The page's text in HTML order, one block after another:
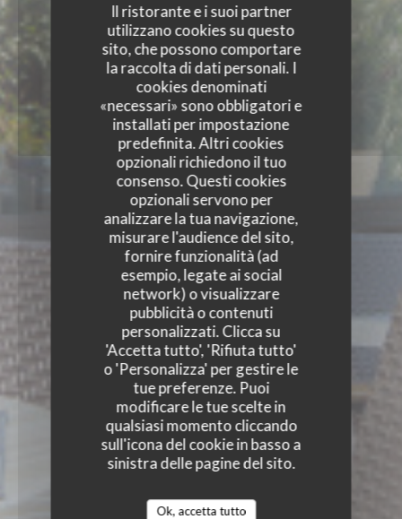
Il ristorante e i suoi partner
utilizzano cookies su questo
sito, che possono comportare
la raccolta di dati personali. I
cookies denominati
«necessari» sono obbligatori e
installati per impostazione
predefinita. Altri cookies
opzionali richiedono il tuo
consenso. Questi cookies
opzionali servono per
analizzare la tua navigazione,
misurare l'audience del sito,
fornire funzionalità (ad
esempio, legate ai social
network) o visualizzare
pubblicità o contenuti
personalizzati. Clicca su
'Accetta tutto', 'Rifiuta tutto'
o 'Personalizza' per gestire le
tue preferenze. Puoi
modificare le tue scelte in
qualsiasi momento cliccando
sull'icona del cookie in basso a
sinistra delle pagine del sito.
Ok, accetta tutto